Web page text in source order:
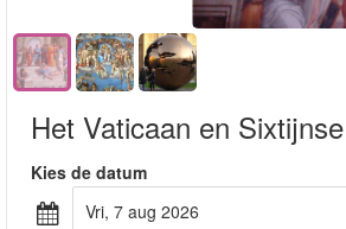
Het Vaticaan en
Kies de datum
vri, 7 aug 2026